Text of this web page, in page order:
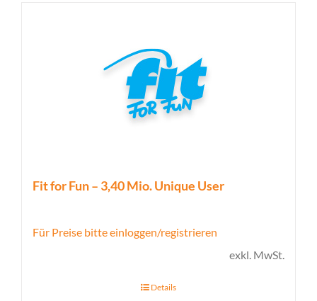
Fit for Fun – 3,40 Mio. Unique User
Für Preise bitte einloggen/registrieren
exkl. MwSt.
Details